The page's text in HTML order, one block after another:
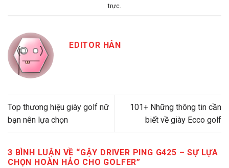
trực
EDITOR HÂN
Top thương hiệu giày golf nữ
bạn nên lựa chọn
101+ Những thông tin cần
biết về giày Ecco golf
3 BÌNH LUẬN VỀ “GẬY DRIVER PING G425 – SỰ LỰA
CHỌN HOÀN HẢO CHO GOLFER”